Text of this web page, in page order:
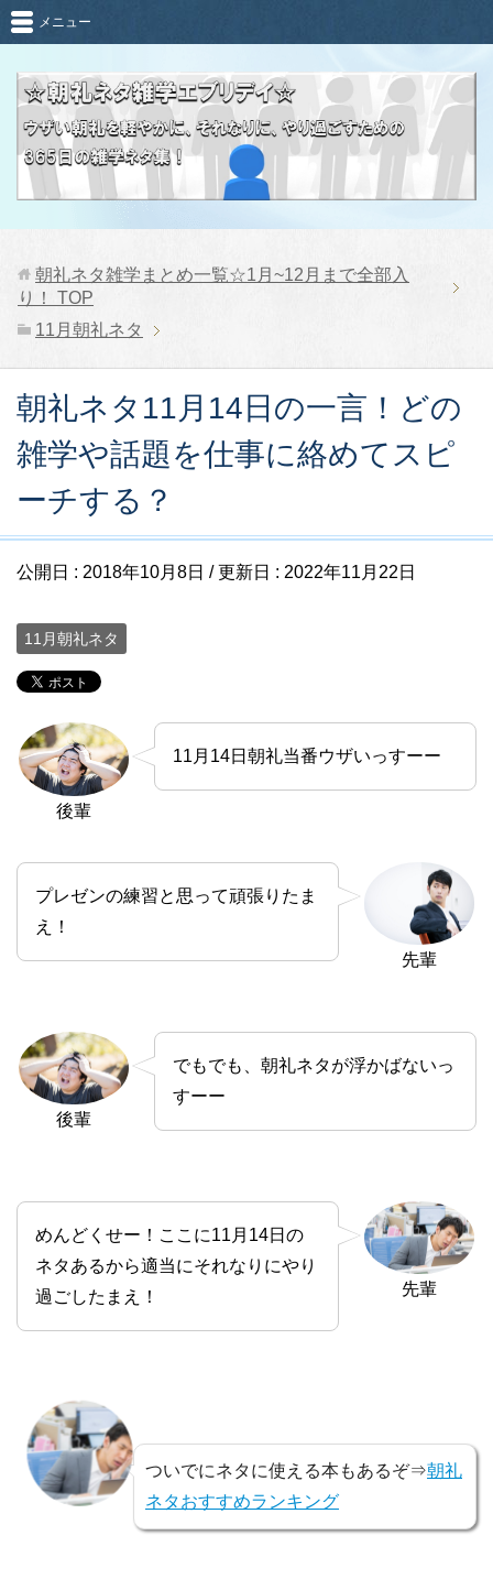
メニュー
朝礼ネタ雑学まとめ一覧☆1月~12月まで全部入
り！
TOP
11月朝礼ネタ
朝礼ネタ11月14日の一言！どの
雑学や話題を仕事に絡めてスピ
ーチする？
公開日 : 2018年10月8日 / 更新日 : 2022年11月22日
11月朝礼ネタ
後輩
11月14日朝礼当番ウザいっすーー
先輩
プレゼンの練習と思って頑張りたま
え！
後輩
でもでも、朝礼ネタが浮かばないっ
すーー
先輩
めんどくせー！ここに11月14日の
ネタあるから適当にそれなりにやり
過ごしたまえ！
ついでにネタに使える本もあるぞ⇒朝礼
ネタおすすめランキング